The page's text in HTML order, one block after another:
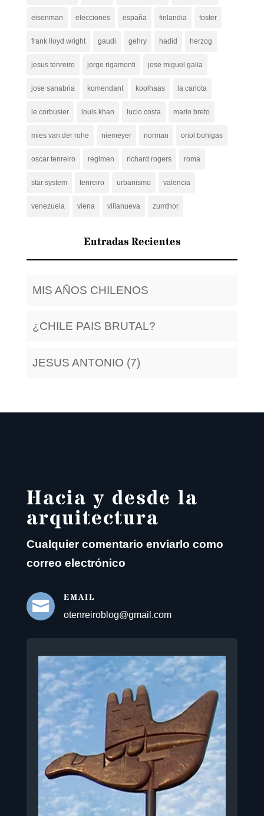
eisenman elecciones españa finlandia foster
frank lloyd wright gaudi gehry hadid herzog
jesus tenreiro jorge rigamonti jose miguel galia
jose sanabria komendant koolhaas la carlota
le corbusier louis khan lucio costa mario breto
mies van der rohe niemeyer norman oriol bohigas
oscar tenreiro regimen richard rogers roma
star system tenreiro urbanismo valencia
venezuela viena villanueva zumthor
Entradas Recientes
MIS AÑOS CHILENOS
¿CHILE PAIS BRUTAL?
JESUS ANTONIO (7)
Hacia y desde la
arquitectura
Cualquier comentario enviarlo como
correo electrónico

EMAIL
otenreiroblog@gmail.com